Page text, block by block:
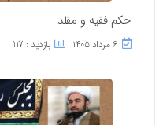
حکم فقیه و مقلد
۶ مرداد ۱۴۰۵ بازدید : 117